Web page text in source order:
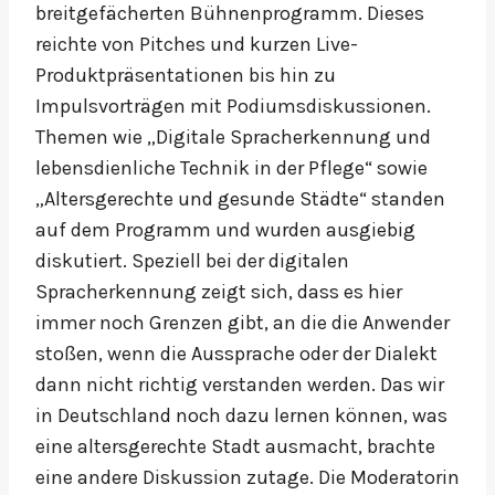
breitgefächerten Bühnenprogramm. Dieses
reichte von Pitches und kurzen Live-
Produktpräsentationen bis hin zu
Impulsvorträgen mit Podiumsdiskussionen.
Themen wie „Digitale Spracherkennung und
lebensdienliche Technik in der Pflege“ sowie
„Altersgerechte und gesunde Städte“ standen
auf dem Programm und wurden ausgiebig
diskutiert. Speziell bei der digitalen
Spracherkennung zeigt sich, dass es hier
immer noch Grenzen gibt, an die die Anwender
stoßen, wenn die Aussprache oder der Dialekt
dann nicht richtig verstanden werden. Das wir
in Deutschland noch dazu lernen können, was
eine altersgerechte Stadt ausmacht, brachte
eine andere Diskussion zutage. Die Moderatorin